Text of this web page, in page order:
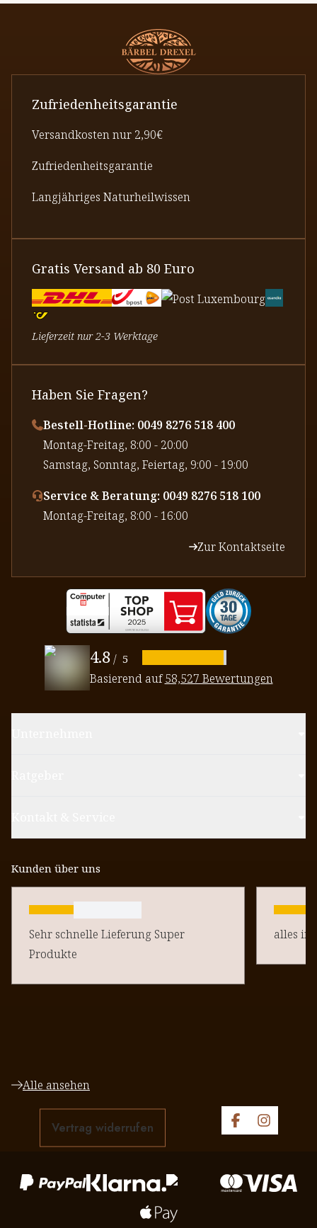
Zufriedenheitsgarantie
Versandkosten nur 2,90€
Zufriedenheitsgarantie
Langjähriges Naturheilwissen
Gratis Versand ab 80 Euro
Lieferzeit nur 2-3 Werktage
Haben Sie Fragen?
Bestell-Hotline: 0049 8276 518 400
⁠Montag-Freitag, 8:00 - 20:00
⁠Samstag, Sonntag, Feiertag, 9:00 - 19:00
Service & Beratung: 0049 8276 518 100
⁠Montag-Freitag, 8:00 - 16:00
Zur Kontaktseite
4.8 / 5
Basierend auf58,527 Bewertungen
Kunden über uns
Sehr schnelle Lieferung Super
Produkte
alles in
Alle ansehen
Vertrag widerrufen